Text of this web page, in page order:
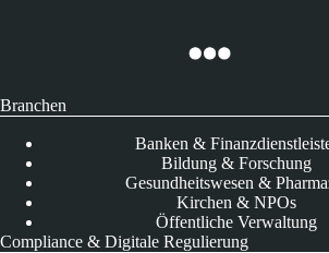
Branchen
Banken &
Bildung & Forschung
Gesundheitswesen &
Kirchen & NPOs
Öffentliche Verwaltung
Compliance & Digitale Regulierung